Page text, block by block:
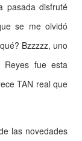
pasada disfruté
se me olvidó
Bzzzzz, uno
fue esta
TAN real que
de las novedades